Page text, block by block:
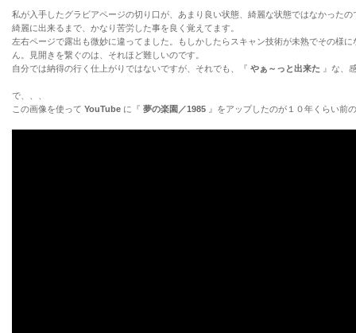
私が入手したグラビアページの切り口が、あまり良い状態、綺麗な状態ではなかった
綺麗に出来るまで、かなり苦労した事を良く覚えてます。
左右ページで露出も微妙に違ってました。もしかしたらスキャン技術が未熟でその様
ん。見開きを繋ぐのは、それほど難しいのです。
自分では納得の行く仕上がりではないですが、それでも、『 やぁ～っと出来た 』な、
で、、、
この画像を使って YouTube に『 夢の楽園／1985 』をアップしたのが１０年くらい前